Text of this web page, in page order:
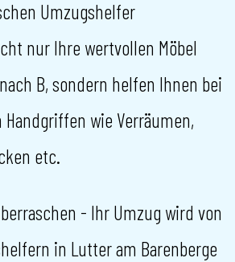
Umzugshelfer
nur Ihre wertvollen Möbel
B, sondern helfen Ihnen bei
wie Verräumen,
etc.
- Ihr Umzug wird von
in Lutter am Barenberge